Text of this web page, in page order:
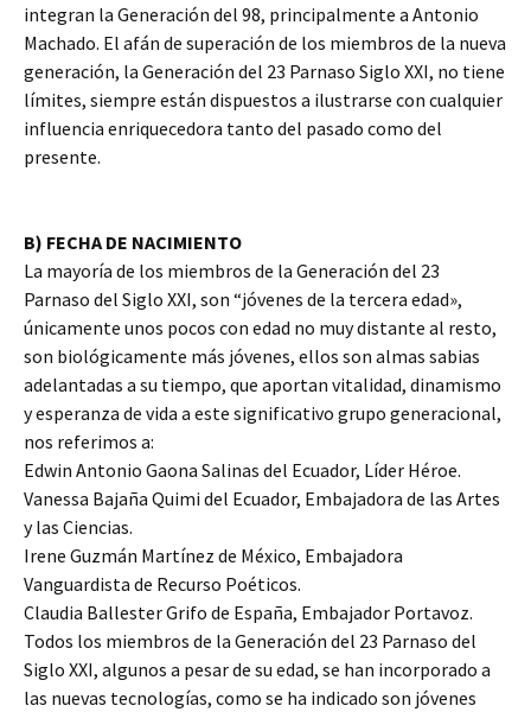
integran la Generación del 98, principalmente a Antonio
Machado. El afán de superación de los miembros de la nueva
generación, la Generación del 23 Parnaso Siglo XXI, no tiene
límites, siempre están dispuestos a ilustrarse con cualquier
influencia enriquecedora tanto del pasado como del
presente.
B) FECHA DE NACIMIENTO
La mayoría de los miembros de la Generación del 23
Parnaso del Siglo XXI, son “jóvenes de la tercera edad»,
únicamente unos pocos con edad no muy distante al resto,
son biológicamente más jóvenes, ellos son almas sabias
adelantadas a su tiempo, que aportan vitalidad, dinamismo
y esperanza de vida a este significativo grupo generacional,
nos referimos a:
Edwin Antonio Gaona Salinas del Ecuador, Líder Héroe.
Vanessa Bajaña Quimi del Ecuador, Embajadora de las Artes
y las Ciencias.
Irene Guzmán Martínez de México, Embajadora
Vanguardista de Recurso Poéticos.
Claudia Ballester Grifo de España, Embajador Portavoz.
Todos los miembros de la Generación del 23 Parnaso del
Siglo XXI, algunos a pesar de su edad, se han incorporado a
las nuevas tecnologías, como se ha indicado son jóvenes